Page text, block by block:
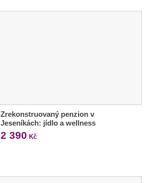
Zrekonstruovaný penzion v
Jeseníkách: jídlo a wellness
2 390 Kč